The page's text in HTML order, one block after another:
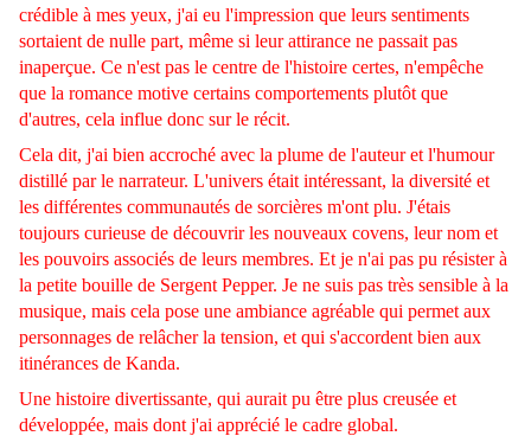
crédible à mes yeux, j'ai eu l'impression que leurs sentiments
sortaient de nulle part, même si leur attirance ne passait pas
inaperçue. Ce n'est pas le centre de l'histoire certes, n'empêche
que la romance motive certains comportements plutôt que
d'autres, cela influe donc sur le récit.
Cela dit, j'ai bien accroché avec la plume de l'auteur et l'humour
distillé par le narrateur. L'univers était intéressant, la diversité et
les différentes communautés de sorcières m'ont plu. J'étais
toujours curieuse de découvrir les nouveaux covens, leur nom et
les pouvoirs associés de leurs membres. Et je n'ai pas pu résister à
la petite bouille de Sergent Pepper. Je ne suis pas très sensible à la
musique, mais cela pose une ambiance agréable qui permet aux
personnages de relâcher la tension, et qui s'accordent bien aux
itinérances de Kanda.
Une histoire divertissante, qui aurait pu être plus creusée et
développée, mais dont j'ai apprécié le cadre global.